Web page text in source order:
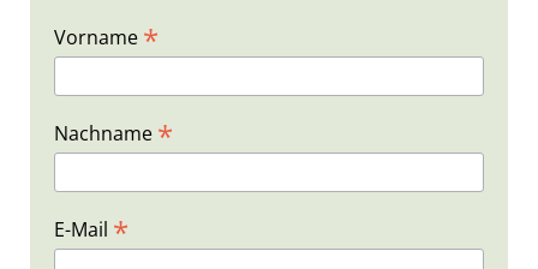
Vorname *
Nachname *
E-Mail *